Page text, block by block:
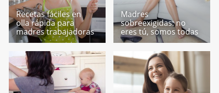
Recetas fáciles en
olla rápida para
madres trabajadoras
Madres
sobreexigidas: no
eres tú, somos todas